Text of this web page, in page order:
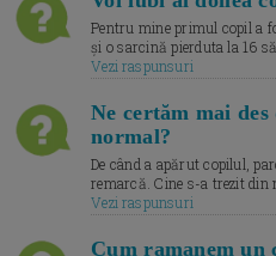
Pentru mine primul copil a
și o sarcină pierduta la 16
Vezi raspunsuri
Ne certăm mai
normal?
De când a apărut copilul,
remarcă. Cine s-a trezit din
Vezi raspunsuri
Cum ramanem